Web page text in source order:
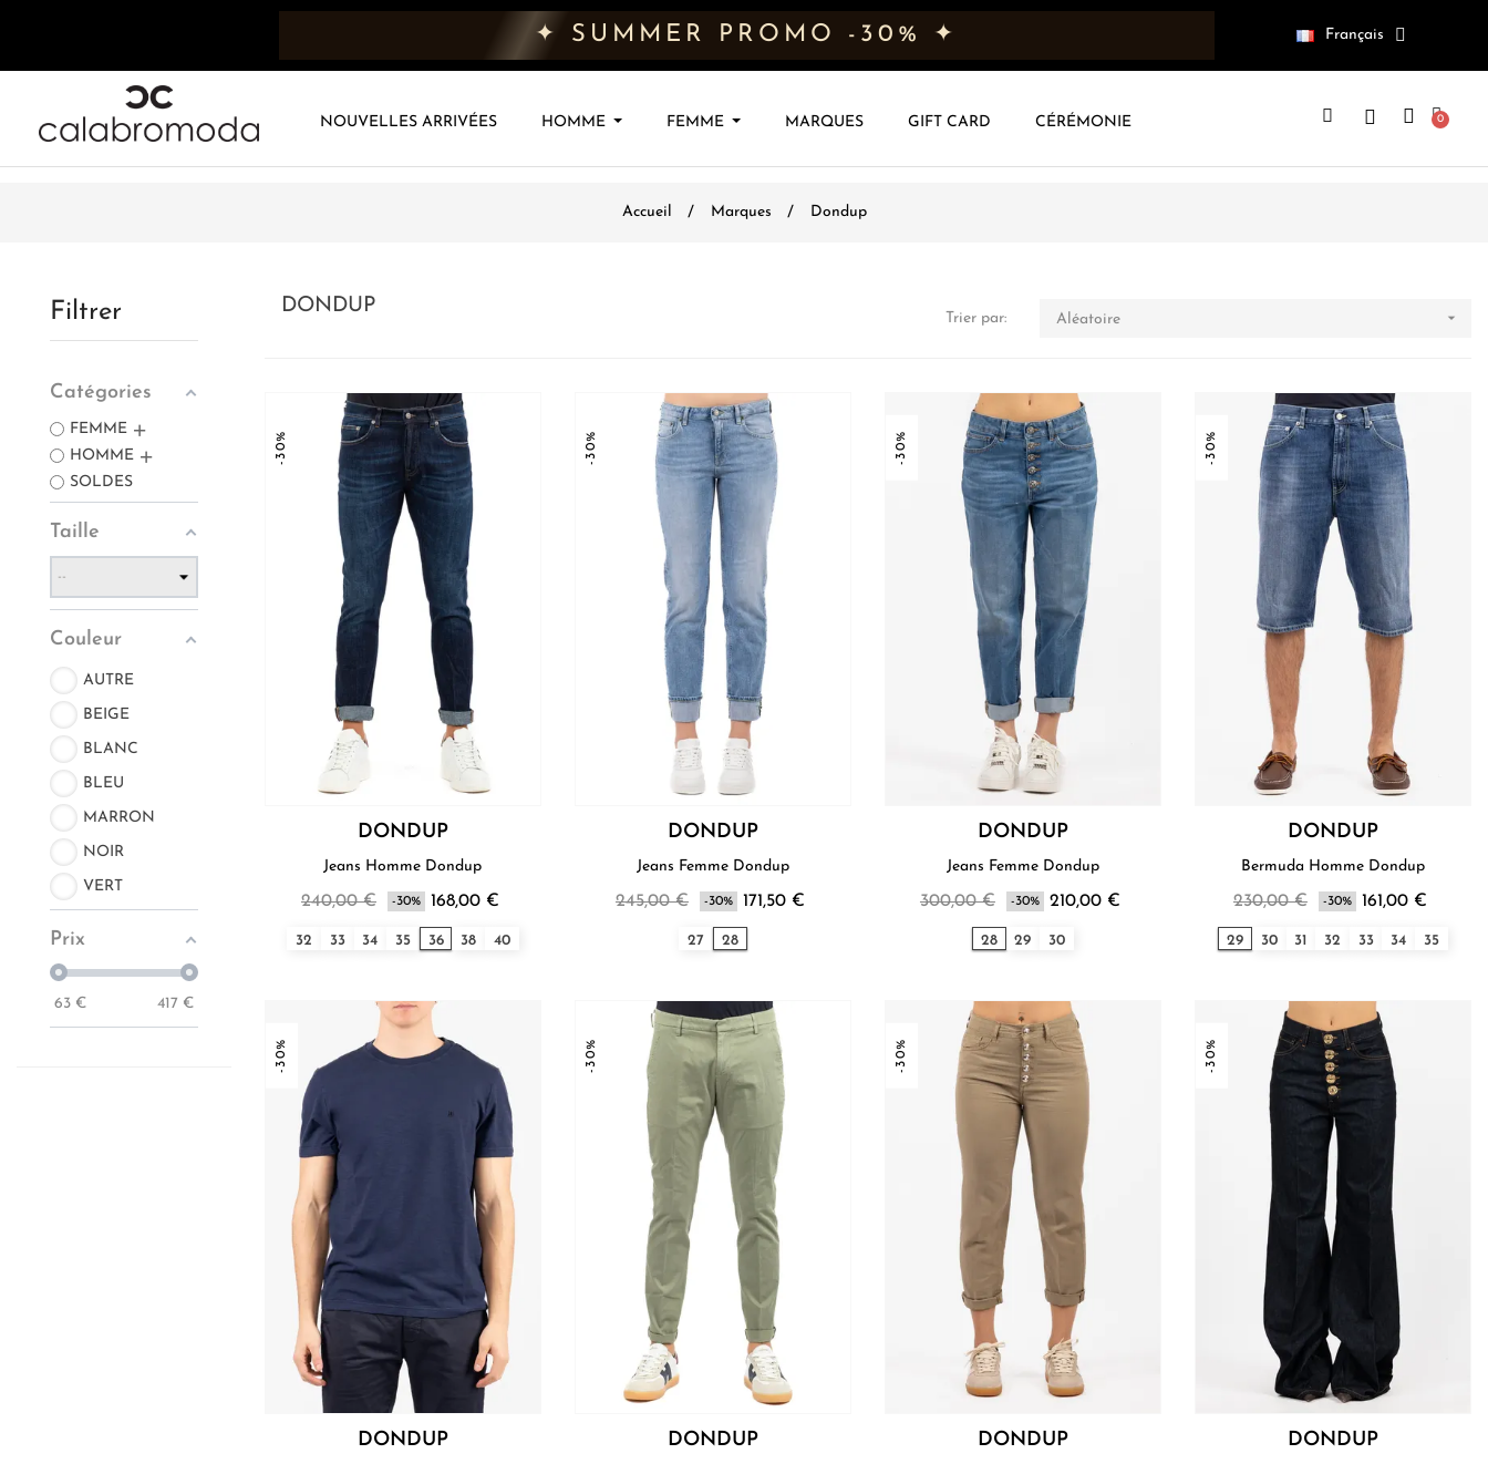
✦ SUMMER PROMO -30% ✦ Français
NOUVELLES ARRIVÉES HOMME FEMME MARQUES GIFT CARD CÉRÉMONIE
Accueil Marques Dondup
Filtrer
Catégories
FEMME
HOMME
SOLDES
Taille
Couleur
AUTRE
BEIGE
BLANC
BLEU
MARRON
NOIR
VERT
Prix
63 € 417 €
DONDUP
Trier par: Aléatoire 
-30%
DONDUP
Jeans Homme Dondup
240,00 € -30% 168,00 €
32 33 34 35 36 38 40
-30%
DONDUP
Jeans Femme Dondup
245,00 € -30% 171,50 €
27 28
-30%
DONDUP
Jeans Femme Dondup
300,00 € -30% 210,00 €
28 29 30
-30%
DONDUP
Bermuda Homme Dondup
230,00 € -30% 161,00 €
29 30 31 32 33 34 35
-30%
DONDUP
-30%
DONDUP
-30%
DONDUP
-30%
DONDUP